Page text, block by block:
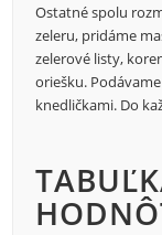
Ostatné spolu
zeleru, pridáme
zelerové listy,
oriešku.
knedličkami. Do